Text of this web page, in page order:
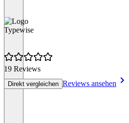
Typewise
19 Reviews
Direkt vergleichen Reviews ansehen